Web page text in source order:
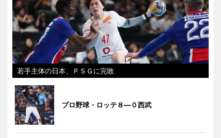
若手主体の日本、ＰＳＧに完敗
プロ野球・ロッテ８―０西武